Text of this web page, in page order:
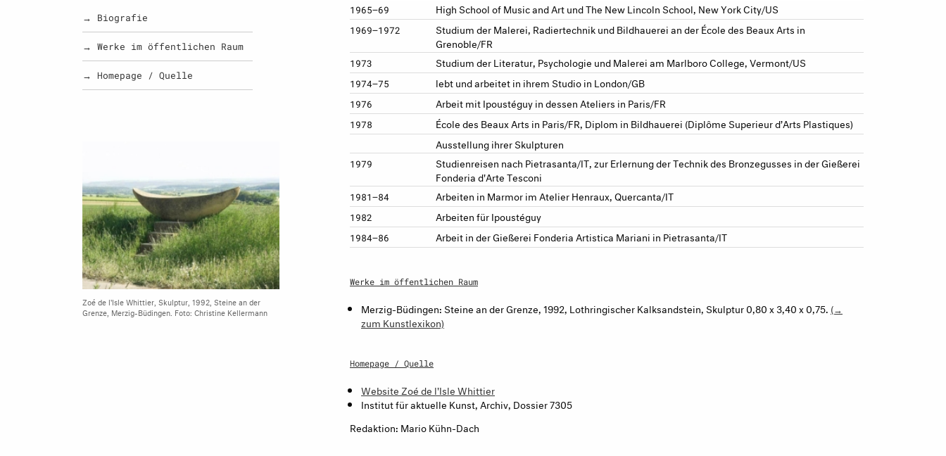
→ Biografie
→ Werke im öffentlichen Raum
→ Homepage / Quelle
Zoé de l'Isle Whittier, Skulptur, 1992, Steine an der
Grenze, Merzig-Büdingen. Foto: Christine Kellermann
1965–69 High School of Music and Art und The New Lincoln School, New York City/US
1969–1972
Studium der Malerei, Radiertechnik und Bildhauerei an der École des Beaux Arts in
Grenoble/FR
1973 Studium der Literatur, Psychologie und Malerei am Marlboro College, Vermont/US
1974–75 lebt und arbeitet in ihrem Studio in London/GB
1976 Arbeit mit Ipoustéguy in dessen Ateliers in Paris/FR
1978
École des Beaux Arts in Paris/FR, Diplom in Bildhauerei (Diplôme Superieur d’Arts Plastiques)
Ausstellung ihrer Skulpturen
1979
Studienreisen nach Pietrasanta/IT, zur Erlernung der Technik des Bronzegusses in der Gießerei
Fonderia d'Arte Tesconi
1981–84 Arbeiten in Marmor im Atelier Henraux, Quercanta/IT
1982 Arbeiten für Ipoustéguy
1984–86 Arbeit in der Gießerei Fonderia Artistica Mariani in Pietrasanta/IT
Werke im öffentlichen Raum
Merzig-Büdingen: Steine an der Grenze, 1992, Lothringischer Kalksandstein, Skulptur 0,80 x 3,40 x 0,75. (→
zum Kunstlexikon)
Homepage / Quelle
Website Zoé de l'Isle Whittier
Institut für aktuelle Kunst, Archiv, Dossier 7305
Redaktion: Mario Kühn-Dach